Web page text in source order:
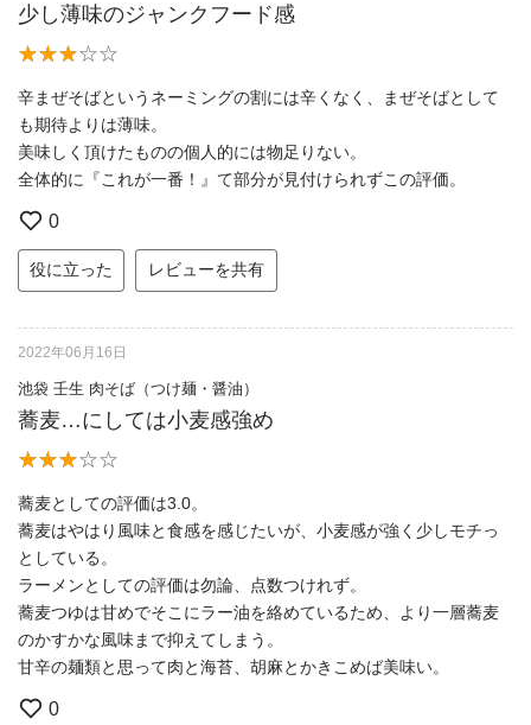
少し薄味のジャンクフード感
辛まぜそばというネーミングの割には辛くなく、まぜそばとして
も期待よりは薄味。
美味しく頂けたものの個人的には物足りない。
全体的に『これが一番！』て部分が見付けられずこの評価。
0
役に立った レビューを共有
2022年06月16日
池袋 壬生 肉そば（つけ麺・醤油）
蕎麦…にしては小麦感強め
蕎麦としての評価は3.0。
蕎麦はやはり風味と食感を感じたいが、小麦感が強く少しモチっ
としている。
ラーメンとしての評価は勿論、点数つけれず。
蕎麦つゆは甘めでそこにラー油を絡めているため、より一層蕎麦
のかすかな風味まで抑えてしまう。
甘辛の麺類と思って肉と海苔、胡麻とかきこめば美味い。
0